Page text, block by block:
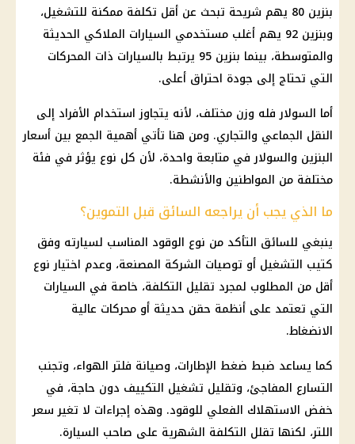
بنزين 80 يهم شريحة تبحث عن أقل تكلفة ممكنة للتشغيل،
وبنزين 92 يهم أغلب مستخدمي السيارات الملاكي الحديثة
والمتوسطة، بينما بنزين 95 يرتبط بالسيارات ذات المحركات
التي تحتاج إلى جودة احتراق أعلى.
أما السولار فله وزن مختلف، لأنه يتجاوز استخدام الأفراد إلى
النقل الجماعي والتجاري. ومن هنا تأتي أهمية الجمع بين أسعار
البنزين والسولار في متابعة واحدة، لأن كل نوع يؤثر في فئة
مختلفة من المواطنين والأنشطة.
ما الذي يجب أن يراجعه السائق قبل التموين؟
ينبغي للسائق التأكد من نوع الوقود المناسب لسيارته وفق
كتيب التشغيل أو توصيات الشركة المصنعة، وعدم اختيار نوع
أقل من المطلوب لمجرد تقليل التكلفة، خاصة في السيارات
التي تعتمد على أنظمة حقن حديثة أو محركات عالية
الانضغاط.
كما يساعد ضبط ضغط الإطارات، وصيانة فلتر الهواء، وتجنب
التسارع المفاجئ، وتقليل تشغيل التكييف دون حاجة، في
خفض الاستهلاك الفعلي للوقود. وهذه إجراءات لا تغير سعر
اللتر، لكنها تقلل التكلفة الشهرية على صاحب السيارة.